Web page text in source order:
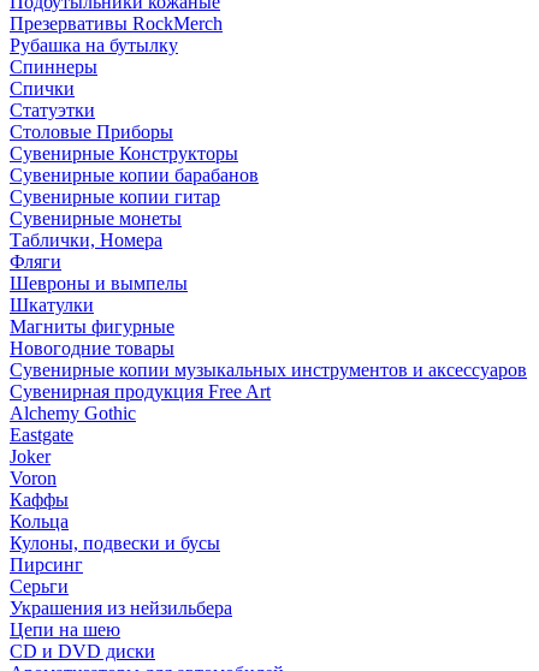
Презервативы RockMerch
Рубашка на бутылку
Спиннеры
Спички
Статуэтки
Столовые Приборы
Сувенирные Конструкторы
Сувенирные копии барабанов
Сувенирные копии гитар
Сувенирные монеты
Таблички, Номера
Фляги
Шевроны и вымпелы
Шкатулки
Магниты фигурные
Новогодние товары
Сувенирные копии музыкальных инструментов и аксессуаров
Сувенирная продукция Free Art
Alchemy Gothic
Eastgate
Joker
Voron
Каффы
Кольца
Кулоны, подвески и бусы
Пирсинг
Серьги
Украшения из нейзильбера
Цепи на шею
CD и DVD диски